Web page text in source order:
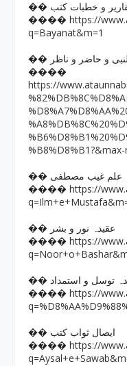
تقاریر و خطبات کتب
���� https://
q=Bayanat&m=1
و حاضر و ناظر
����
https://
علم غیب مصطفی
���� https://
�� عقیدہ نور و بشر
���� https://
توسل و استمداد
���� https://
�� ایصال ثواب کتب
���� https://